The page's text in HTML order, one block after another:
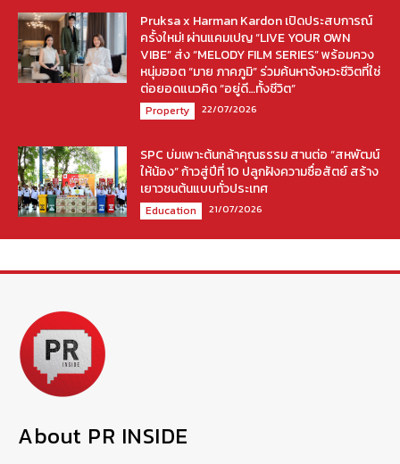
Pruksa x Harman Kardon เปิดประสบการณ์
ครั้งใหม่! ผ่านแคมเปญ “LIVE YOUR OWN
VIBE” ส่ง “MELODY FILM SERIES” พร้อมควง
หนุ่มฮอต “มาย ภาคภูมิ” ร่วมค้นหาจังหวะชีวิตที่ใช่
ต่อยอดแนวคิด “อยู่ดี…ทั้งชีวิต”
Property 22/07/2026
SPC บ่มเพาะต้นกล้าคุณธรรม สานต่อ “สหพัฒน์
ให้น้อง” ก้าวสู่ปีที่ 10 ปลูกฝังความซื่อสัตย์ สร้าง
เยาวชนต้นแบบทั่วประเทศ
Education 21/07/2026
About PR INSIDE